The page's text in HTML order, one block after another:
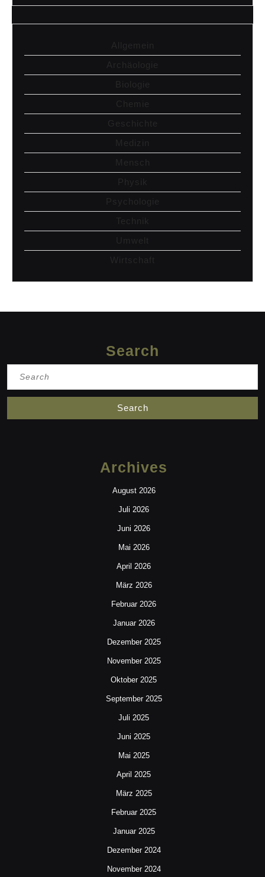
Allgemein
Archäologie
Biologie
Chemie
Geschichte
Medizin
Mensch
Physik
Psychologie
Technik
Umwelt
Wirtschaft
Search
Archives
August 2026
Juli 2026
Juni 2026
Mai 2026
April 2026
März 2026
Februar 2026
Januar 2026
Dezember 2025
November 2025
Oktober 2025
September 2025
Juli 2025
Juni 2025
Mai 2025
April 2025
März 2025
Februar 2025
Januar 2025
Dezember 2024
November 2024